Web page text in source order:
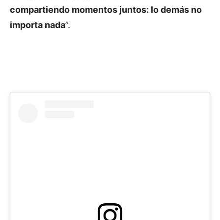
compartiendo momentos juntos: lo demás no
importa nada”.